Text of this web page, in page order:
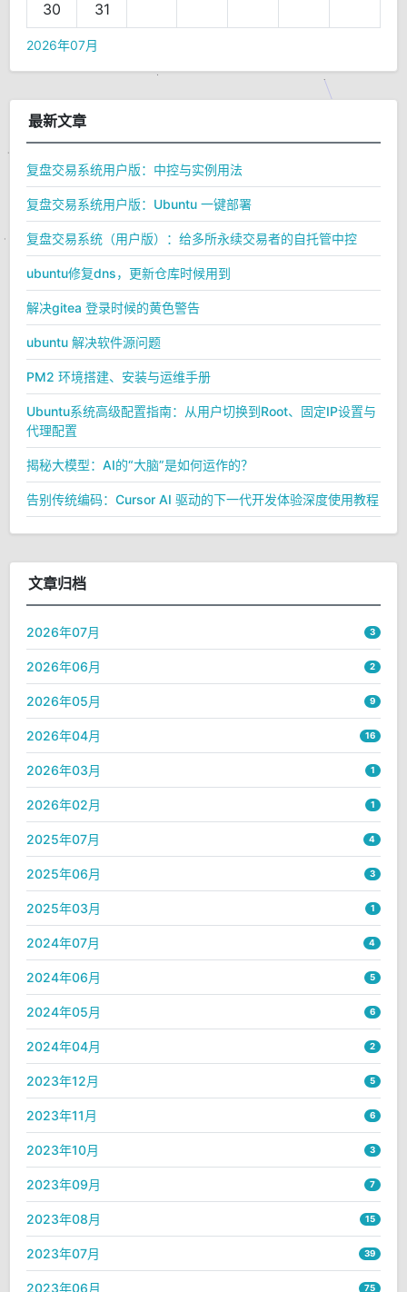
30 31
2026年07月
最新文章
复盘交易系统用户版：中控与实例用法
复盘交易系统用户版：Ubuntu 一键部署
复盘交易系统（用户版）：给多所永续交易者的自托管中控
ubuntu修复dns，更新仓库时候用到
解决gitea 登录时候的黄色警告
ubuntu 解决软件源问题
PM2 环境搭建、安装与运维手册
Ubuntu系统高级配置指南：从用户切换到Root、固定IP设置与
代理配置
揭秘大模型：AI的“大脑”是如何运作的？
告别传统编码：Cursor AI 驱动的下一代开发体验深度使用教程
文章归档
2026年07月 3
2026年06月 2
2026年05月 9
2026年04月 16
2026年03月 1
2026年02月 1
2025年07月 4
2025年06月 3
2025年03月 1
2024年07月 4
2024年06月 5
2024年05月 6
2024年04月 2
2023年12月 5
2023年11月 6
2023年10月 3
2023年09月 7
2023年08月 15
2023年07月 39
2023年06月 75